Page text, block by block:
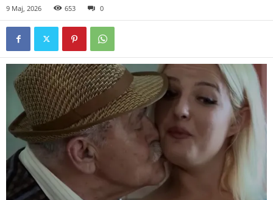
9 Maj, 2026 653 0